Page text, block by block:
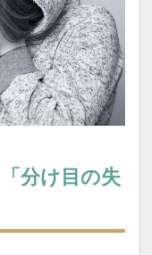
分け目の失
素結合の仕組み
熱変性
社会復帰
の縮毛矯正
失敗